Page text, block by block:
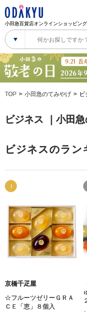
小田急百貨店オンラインショッピング
TOP 小田急のてみやげ ビ
ビジネス ｜小田
ビジネスのラン
1
京橋千疋屋
☆フルーツゼリーＧＲＡ
ＣＥ「恵」８個入